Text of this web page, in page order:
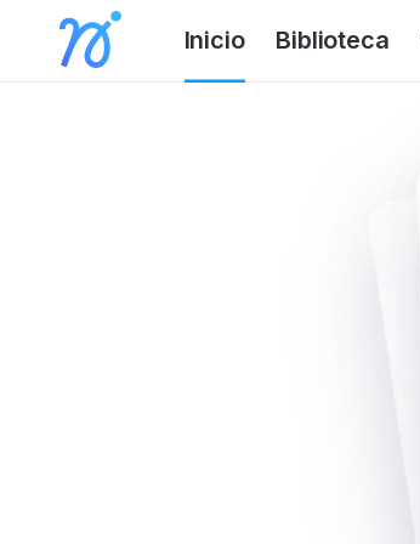
Inicio Biblioteca